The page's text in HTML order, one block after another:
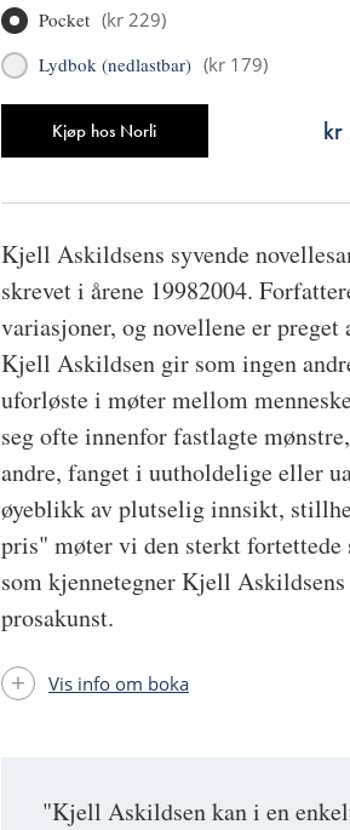
Pocket (kr 229)
Lydbok (nedlastbar) (kr 179)
Kjøp hos Norli kr
"Kjell Askildsen kan i en
Kjell Askildsens syvende
skrevet i årene 19982004.
variasjoner, og novellene er
Kjell Askildsen gir som ingen
uforløste i møter mellom
seg ofte innenfor fastlagte
andre, fanget i uutholdelige eller
øyeblikk av plutselig innsikt,
pris" møter vi den sterkt
som kjennetegner Kjell
prosakunst.
Vis info om boka